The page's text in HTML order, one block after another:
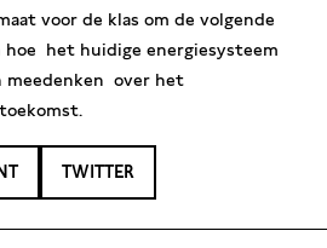
voor de klas om de volgende
het huidige energiesysteem
meedenken over het
TWITTER